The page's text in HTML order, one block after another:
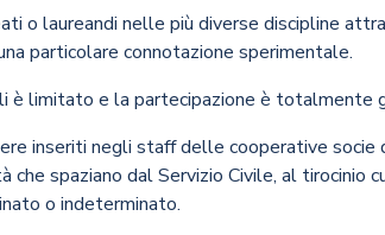
o laureandi nelle più diverse discipline
particolare connotazione sperimentale.
è limitato e la partecipazione è totalmente
inseriti negli staff delle cooperative socie
che spaziano dal Servizio Civile, al tirocinio
o indeterminato.